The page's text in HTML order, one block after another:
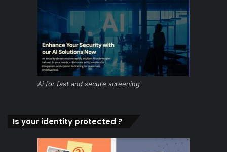
Ai for fast and secure screening
Is your identity protected ?